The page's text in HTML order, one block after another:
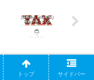
トップ サイドバー